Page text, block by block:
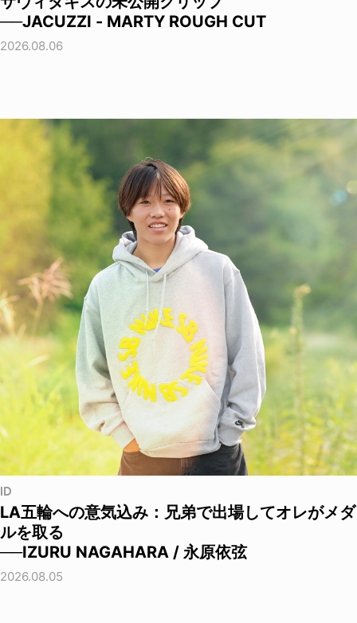
──JACUZZI - MARTY ROUGH CUT
2026.08.06
ID
LA五輪への意気込み：兄弟で出場してオレがメダ
ルを取る
──IZURU NAGAHARA / 永原依弦
2026.08.05